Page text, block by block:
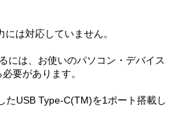
は対応していません。
には、お使いのパソコン・デバイス
要があります。
たUSB Type-C(TM)を1ポート搭載し